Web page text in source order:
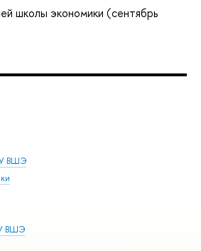
школы экономики (сентябрь
ВШЭ
ВШЭ